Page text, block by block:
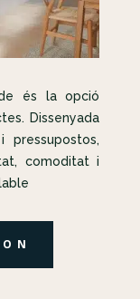
és la opció
Dissenyada
comoditat i